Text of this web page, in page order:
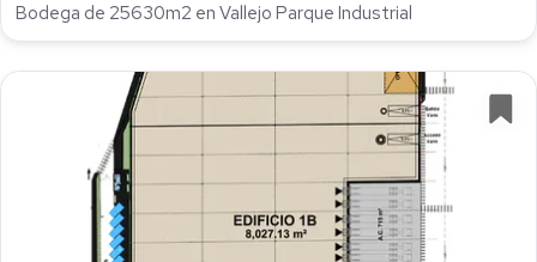
Bodega de 25630m2 en Vallejo Parque Industrial